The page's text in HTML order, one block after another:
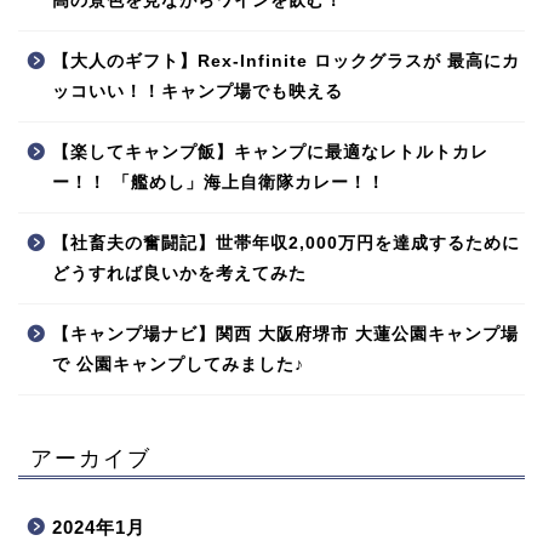
【大人のギフト】Rex-Infinite ロックグラスが 最高にカ
ッコいい！！キャンプ場でも映える
【楽してキャンプ飯】キャンプに最適なレトルトカレ
ー！！ 「艦めし」海上自衛隊カレー！！
【社畜夫の奮闘記】世帯年収2,000万円を達成するために
どうすれば良いかを考えてみた
【キャンプ場ナビ】関西 大阪府堺市 大蓮公園キャンプ場
で 公園キャンプしてみました♪
アーカイブ
2024年1月